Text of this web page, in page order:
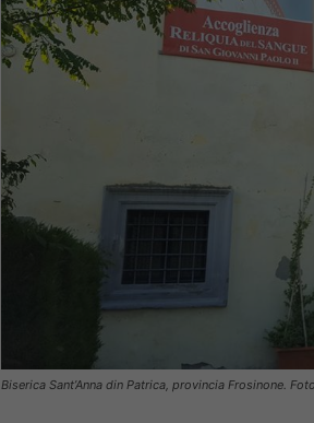
Biserica Sant’Anna din Patrica, provincia Frosinone.